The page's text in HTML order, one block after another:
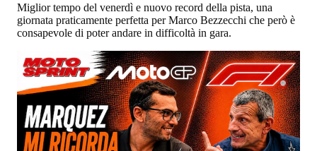
Miglior tempo del venerdì e nuovo record della pista, una
giornata praticamente perfetta per Marco Bezzecchi che però è
consapevole di poter andare in difficoltà in gara.